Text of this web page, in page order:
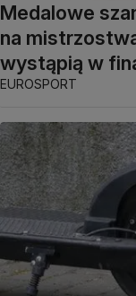
Medalowe
na
wystąpią w
EUROSPORT